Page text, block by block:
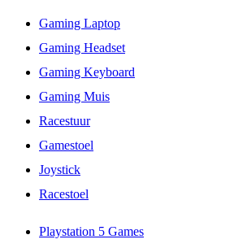
Gaming Laptop
Gaming Headset
Gaming Keyboard
Gaming Muis
Racestuur
Gamestoel
Joystick
Racestoel
Playstation 5 Games